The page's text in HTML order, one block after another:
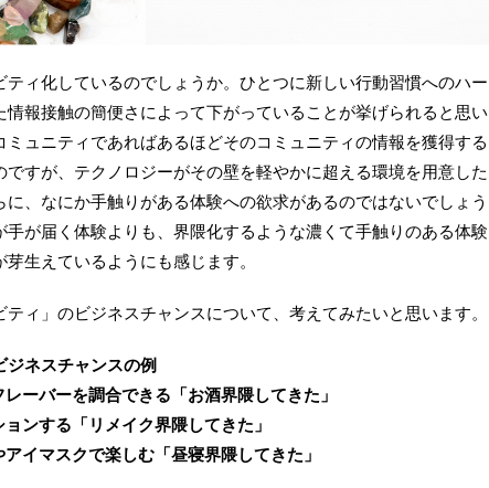
ティ化しているのでしょうか。ひとつに新しい行動習慣へのハー
情報接触の簡便さによって下がっていることが挙げられると思い
ミュニティであればあるほどそのコミュニティの情報を獲得する
すが、テクノロジーがその壁を軽やかに超える環境を用意した
、なにか手触りがある体験への欲求があるのではないでしょう
が届く体験よりも、界隈化するような濃くて手触りのある体験
生えているようにも感じます。
ィ」のビジネスチャンスについて、考えてみたいと思います。
ジネスチャンスの例
ーバーを調合できる「お酒界隈してきた」
ンする「リメイク界隈してきた」
イマスクで楽しむ「昼寝界隈してきた」